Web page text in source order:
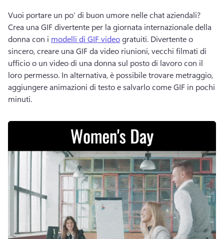
Crea una GIF divertente per la giornata internazionale della
donna con i modelli di GIF video gratuiti. Divertente o
sincero, creare una GIF da video riunioni, vecchi filmati di
ufficio o un video di una donna sul posto di lavoro con il
loro permesso. In alternativa, è possibile trovare metraggio,
aggiungere animazioni di testo e salvarlo come GIF in pochi
minuti.